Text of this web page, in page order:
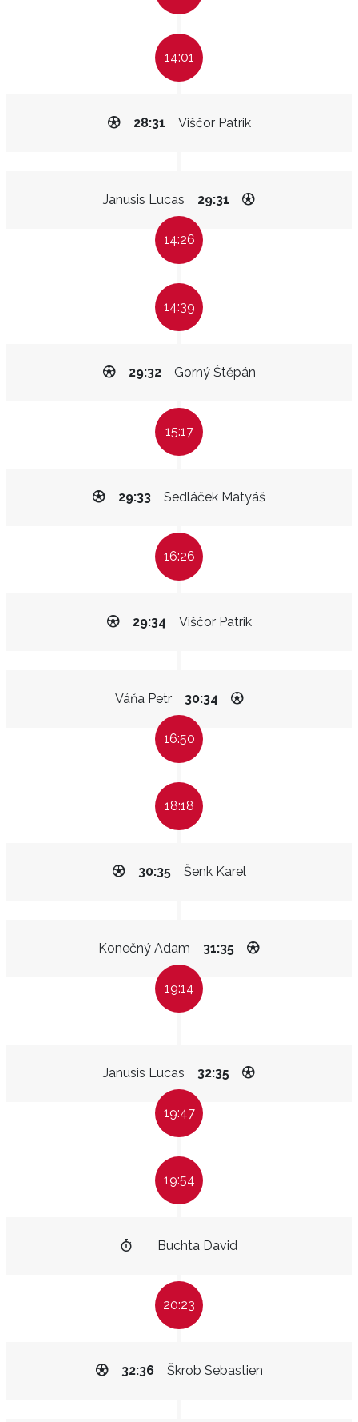
14:01
Viščor Patrik
28:31
Janusis Lucas 29:31
14:26
14:39
Gorný Štěpán
29:32
15:17
Sedláček Matyáš
29:33
16:26
Viščor Patrik
29:34
Váňa Petr 30:34
16:50
18:18
Šenk Karel
30:35
Konečný Adam 31:35
19:14
Janusis Lucas 32:35
19:47
19:54
Buchta David
20:23
Škrob Sebastien
32:36